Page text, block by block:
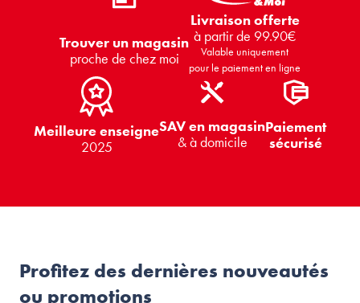
Trouver un magasin
proche de chez moi
Livraison offerte
à partir de 99.90€
Valable uniquement
pour le paiement en ligne
Meilleure enseigne
2025
SAV en magasin
& à domicile
Paiement
sécurisé
Profitez des dernières nouveautés
ou promotions